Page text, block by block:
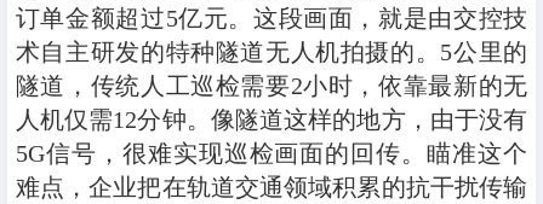
订单金额超过5亿元。这段画面，就是由交控技
术自主研发的特种隧道无人机拍摄的。5公里的
隧道，传统人工巡检需要2小时，依靠最新的无
人机仅需12分钟。像隧道这样的地方，由于没有
5G信号，很难实现巡检画面的回传。瞄准这个
难点，企业把在轨道交通领域积累的抗干扰传输